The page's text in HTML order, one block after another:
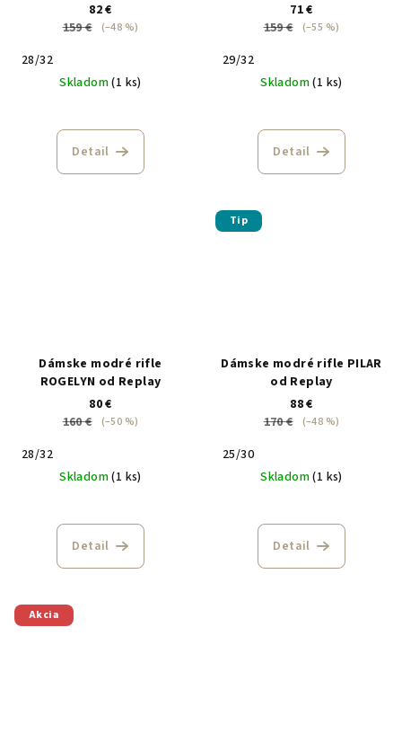
82 €
159 €
(–48 %)
28/32
Skladom(1 ks)
Detail
71 €
159 €
(–55 %)
29/32
Skladom(1 ks)
Detail
Dámske modré rifle
ROGELYN od Replay
80 €
160 €
(–50 %)
28/32
Skladom(1 ks)
Detail
Tip
Dámske modré rifle PILAR
od Replay
88 €
170 €
(–48 %)
25/30
Skladom(1 ks)
Detail
Akcia